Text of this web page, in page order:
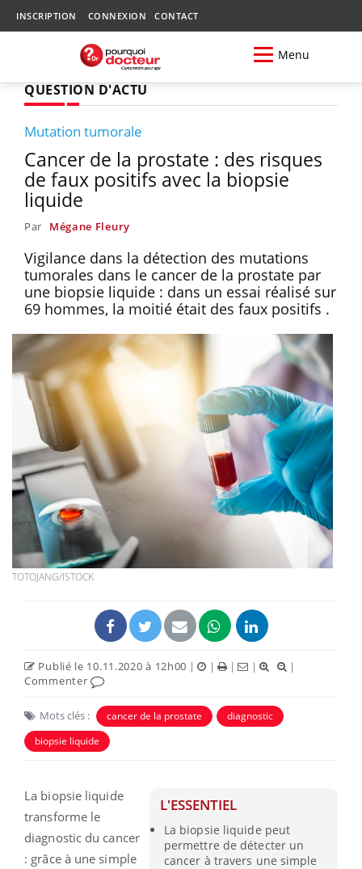
INSCRIPTION CONNEXION CONTACT
Menu
QUESTION D'ACTU
Mutation tumorale
Cancer de la prostate : des risques
de faux positifs avec la biopsie
liquide
Par Mégane Fleury
Vigilance dans la détection des mutations
tumorales dans le cancer de la prostate par
une biopsie liquide : dans un essai réalisé sur
69 hommes, la moitié était des faux positifs .
TOTOJANG/ISTOCK
Publié le 10.11.2020 à 12h00 | | | |
|
Commenter
Mots clés : cancer de la prostate
diagnostic
biopsie liquide
L'ESSENTIEL
La biopsie liquide peut
permettre de détecter un
cancer à travers une simple
La biopsie liquide
transforme le
diagnostic du cancer
: grâce à une simple